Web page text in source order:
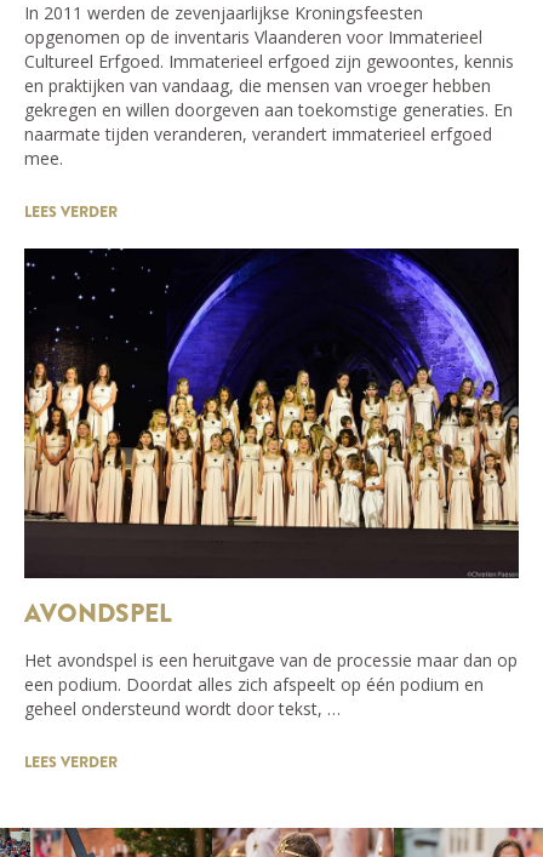
In 2011 werden de zevenjaarlijkse Kroningsfeesten
opgenomen op de inventaris Vlaanderen voor Immaterieel
Cultureel Erfgoed. Immaterieel erfgoed zijn gewoontes, kennis
en praktijken van vandaag, die mensen van vroeger hebben
gekregen en willen doorgeven aan toekomstige generaties. En
naarmate tijden veranderen, verandert immaterieel erfgoed
mee.
LEES VERDER
AVONDSPEL
Het avondspel is een heruitgave van de processie maar dan op
een podium. Doordat alles zich afspeelt op één podium en
geheel ondersteund wordt door tekst, …
LEES VERDER